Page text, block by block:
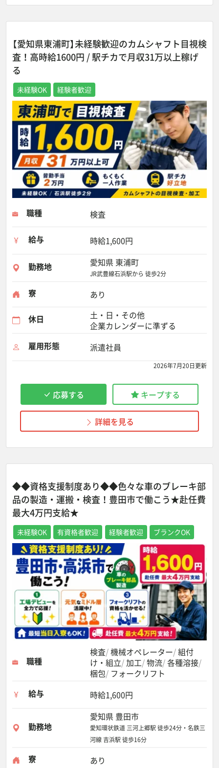
【愛知県東浦町】未経験歓迎のカムシャフト目視検
査！高時給1600円 / 駅チカで月収31万以上稼げ
る
未経験OK 経験者歓迎
職種 検査
給与 時給1,600円
勤務地 愛知県 東浦町
JR武豊線石浜駅から 徒歩2分
寮 あり
休日
土・日・その他
企業カレンダーに準ずる
雇用形態
派遣社員
2026年7月20日更新
応募する キープする
詳細を見る
◆◆資格支援制度あり◆◆色々な車のブレーキ部
品の製造・運搬・検査！豊田市で働こう★赴任費
最大4万円支給★
未経験OK 有資格者歓迎 経験者歓迎 ブランクOK
職種
検査 機械オペレーター 組付
け・組立 加工 物流 各種溶接
梱包 フォークリフト
給与
時給1,600円
勤務地
愛知県 豊田市
愛知環状鉄道 三河上郷駅 徒歩24分・名鉄三
河線 吉浜駅 徒歩16分
寮 あり